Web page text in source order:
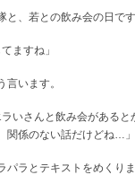
と、若との飲み会の日で
ますね」
います。
ラいさんと飲み会がある
関係のない話だけどね…」
パラとテキストをめくり